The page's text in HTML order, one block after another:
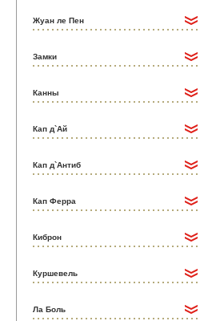
Жуан ле Пен
Замки
Канны
Кап д`Ай
Кап д`Антиб
Кап Ферра
Киброн
Куршевель
Ла Боль